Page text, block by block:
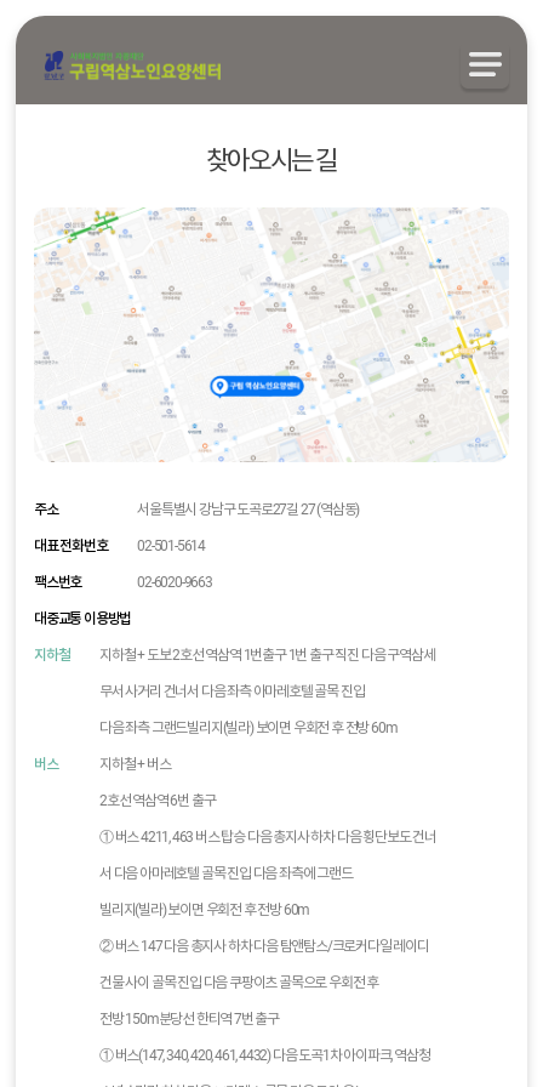
찾아오시는 길
주소 서울특별시 강남구 도곡로27길 27 (역삼동)
대표 전화번호 02-501-5614
팩스번호 02-6020-9663
대중교통 이용방법
지하철 지하철 + 도보 2호선 역삼역 1번출구 1번 출구 직진 다음 구역삼세
무서 사거리 건너서 다음 좌측 아마레호텔 골목 진입
다음 좌측 그랜드빌리지(빌라) 보이면 우회전 후 전방 60m
버스 지하철 + 버스
2호선 역삼역 6번 출구
① 버스 4211, 463 버스 탑승 다음 총지사 하차 다음 횡단보도 건너
서 다음 아마레호텔 골목 진입 다음 좌측에 그랜드
빌리지(빌라) 보이면 우회전 후 전방 60m
② 버스 147 다음 총지사 하차 다음 탐앤탐스/크로커다일 레이디
건물 사이 골목 진입 다음 쿠팡이츠 골목으로 우회전 후
전방 150m분당선 한티역 7번 출구
① 버스(147, 340, 420, 461, 4432) 다음 도곡1차 아이파크, 역삼청